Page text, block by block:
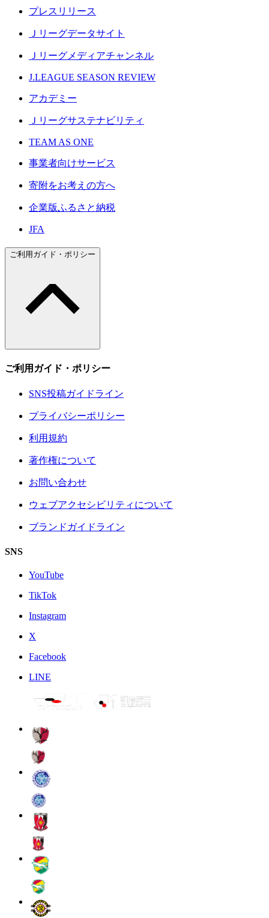
プレスリリース
Ｊリーグデータサイト
Ｊリーグメディアチャンネル
J.LEAGUE SEASON REVIEW
アカデミー
Ｊリーグサステナビリティ
TEAM AS ONE
事業者向けサービス
寄附をお考えの方へ
企業版ふるさと納税
JFA
ご利用ガイド・ポリシー
ご利用ガイド・ポリシー
SNS投稿ガイドライン
プライバシーポリシー
利用規約
著作権について
お問い合わせ
ウェブアクセシビリティについて
ブランドガイドライン
SNS
YouTube
TikTok
Instagram
X
Facebook
LINE